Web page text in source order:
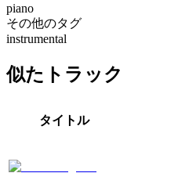
piano
その他のタグ
instrumental
似たトラック
タイトル